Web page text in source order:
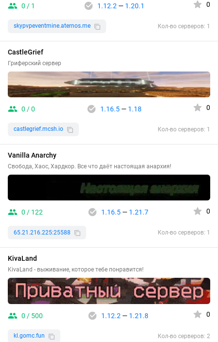
0 / 1 1.12.2 — 1.20.1 0
skypvpeventmine.aternos.me Кол-во серверов: 1
CastleGrief
Гриферский сервер
0 / 0 1.16.5— 1.18 0
castlegrief.mcsh.io Кол-во серверов: 1
Vanilla Anarchy
Свобода, Хаос, Хардкор. Все что даёт настоящая анархия!
0 / 122 1.16.5— 1.21.7 0
65.21.216.225:25588 Кол-во серверов: 1
KivaLand
KivaLand - выживание, которое тебе понравится!
0 / 500 1.12.2 — 1.21.8 0
kl.gomc.fun Кол-во серверов: 2